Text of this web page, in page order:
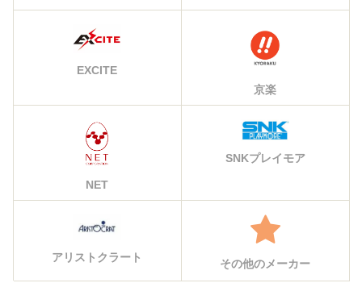
EXCITE
京楽
NET
SNKプレイモア
アリストクラート その他のメーカー